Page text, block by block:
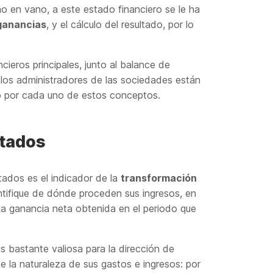
en vano, a este estado financiero se le ha
, y el cálculo del resultado, por lo
principales, junto al balance de
administradores de las sociedades están
por cada uno de estos conceptos.
es el indicador de la transformación
de dónde proceden sus ingresos, en
ganancia neta obtenida en el periodo que
bastante valiosa para la dirección de
la naturaleza de sus gastos e ingresos: por